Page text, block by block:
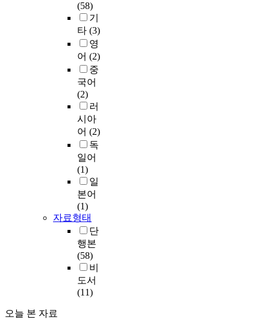
(58)
기
타 (3)
영
어 (2)
중
국어
(2)
러
시아
어 (2)
독
일어
(1)
일
본어
(1)
자료형태
단
행본
(58)
비
도서
(11)
오늘 본 자료